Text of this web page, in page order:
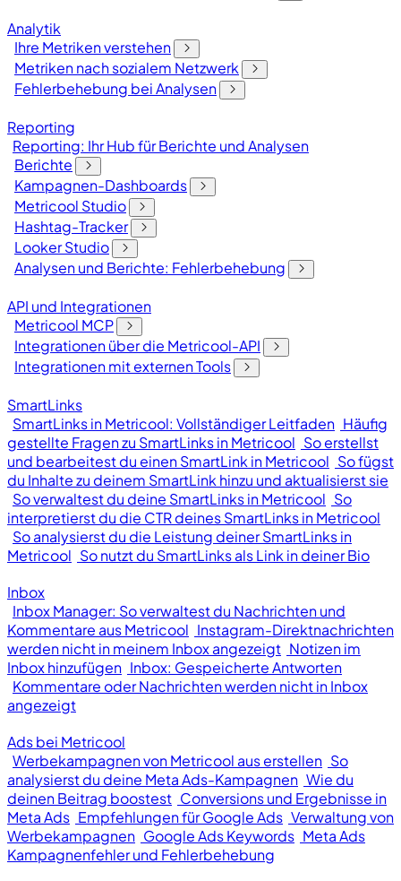
Analytik
Ihre Metriken verstehen
Metriken nach sozialem Netzwerk
Fehlerbehebung bei Analysen
Reporting
Reporting: Ihr Hub für Berichte und Analysen
Berichte
Kampagnen-Dashboards
Metricool Studio
Hashtag-Tracker
Looker Studio
Analysen und Berichte: Fehlerbehebung
API und Integrationen
Metricool MCP
Integrationen über die Metricool-API
Integrationen mit externen Tools
SmartLinks
SmartLinks in Metricool: Vollständiger Leitfaden Häufig
gestellte Fragen zu SmartLinks in Metricool So erstellst
und bearbeitest du einen SmartLink in Metricool So fügst
du Inhalte zu deinem SmartLink hinzu und aktualisierst sie
So verwaltest du deine SmartLinks in Metricool So
interpretierst du die CTR deines SmartLinks in Metricool
So analysierst du die Leistung deiner SmartLinks in
Metricool So nutzt du SmartLinks als Link in deiner Bio
Inbox
Inbox Manager: So verwaltest du Nachrichten und
Kommentare aus Metricool Instagram-Direktnachrichten
werden nicht in meinem Inbox angezeigt Notizen im
Inbox hinzufügen Inbox: Gespeicherte Antworten
Kommentare oder Nachrichten werden nicht in Inbox
angezeigt
Ads bei Metricool
Werbekampagnen von Metricool aus erstellen So
analysierst du deine Meta Ads-Kampagnen Wie du
deinen Beitrag boostest Conversions und Ergebnisse in
Meta Ads Empfehlungen für Google Ads Verwaltung von
Werbekampagnen Google Ads Keywords Meta Ads
Kampagnenfehler und Fehlerbehebung